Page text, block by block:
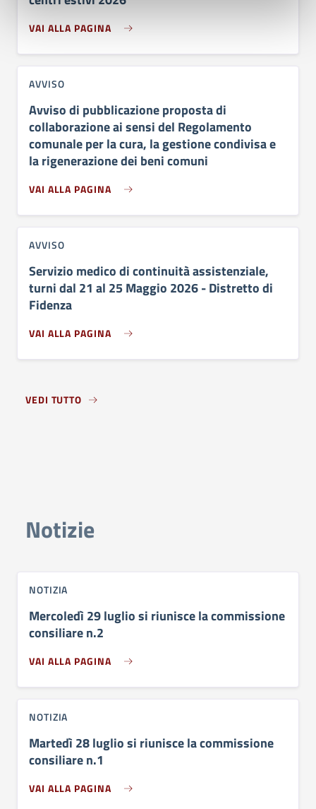
VAI ALLA PAGINA
AVVISO
Avviso di pubblicazione proposta di
collaborazione ai sensi del Regolamento
comunale per la cura, la gestione condivisa e
la rigenerazione dei beni comuni
VAI ALLA PAGINA
AVVISO
Servizio medico di continuità assistenziale,
turni dal 21 al 25 Maggio 2026 - Distretto di
Fidenza
VAI ALLA PAGINA
VEDI TUTTO
Notizie
NOTIZIA
Mercoledì 29 luglio si riunisce la commissione
consiliare n.2
VAI ALLA PAGINA
NOTIZIA
Martedì 28 luglio si riunisce la commissione
consiliare n.1
VAI ALLA PAGINA